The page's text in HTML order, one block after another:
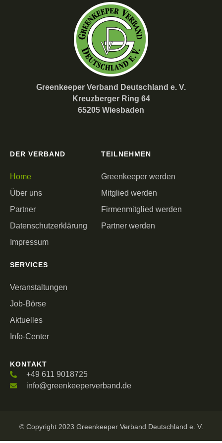
Greenkeeper Verband Deutschland e. V.
Kreuzberger Ring 64
65205 Wiesbaden
DER VERBAND
Home
Über uns
Partner
Datenschutzerklärung
Impressum
TEILNEHMEN
Greenkeeper werden
Mitglied werden
Firmenmitglied werden
Partner werden
SERVICES
Veranstaltungen
Job-Börse
Aktuelles
Info-Center
KONTAKT
+49 611 9018725
info@greenkeeperverband.de
© Copyright 2023 Greenkeeper Verband Deutschland e. V.